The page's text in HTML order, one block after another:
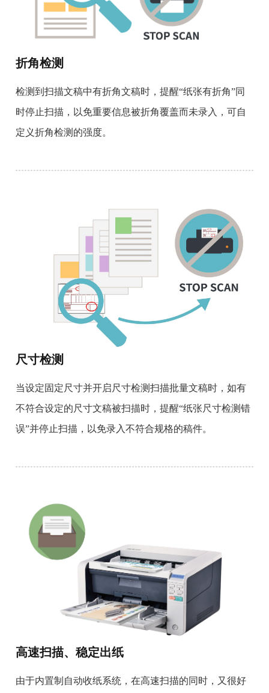
折角检测
检测到扫描文稿中有折角文稿时，提醒“纸张有折角”同
时停止扫描，以免重要信息被折角覆盖而未录入，可自
定义折角检测的强度。
尺寸检测
当设定固定尺寸并开启尺寸检测扫描批量文稿时，如有
不符合设定的尺寸文稿被扫描时，提醒“纸张尺寸检测错
误”并停止扫描，以免录入不符合规格的稿件。
高速扫描、稳定出纸
由于内置制自动收纸系统，在高速扫描的同时，又很好